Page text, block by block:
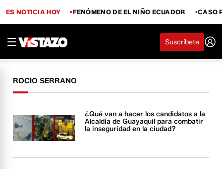
ES NOTICIA HOY FENÓMENO DE EL NIÑO ECUADOR CASO
Suscríbete
ROCIO SERRANO
¿Qué van a hacer los candidatos a la
Alcaldía de Guayaquil para combatir
la inseguridad en la ciudad?